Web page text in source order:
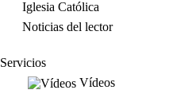
Iglesia Católica
Noticias del lector
Servicios
Vídeos